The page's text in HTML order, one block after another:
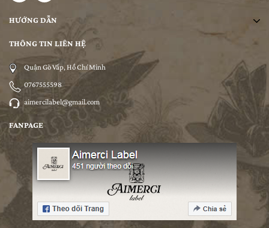
HƯỚNG DẪN
THÔNG TIN LIÊN HỆ
Quận Gò Vấp, Hồ Chí Minh
0767555598
aimercilabel@gmail.com
FANPAGE